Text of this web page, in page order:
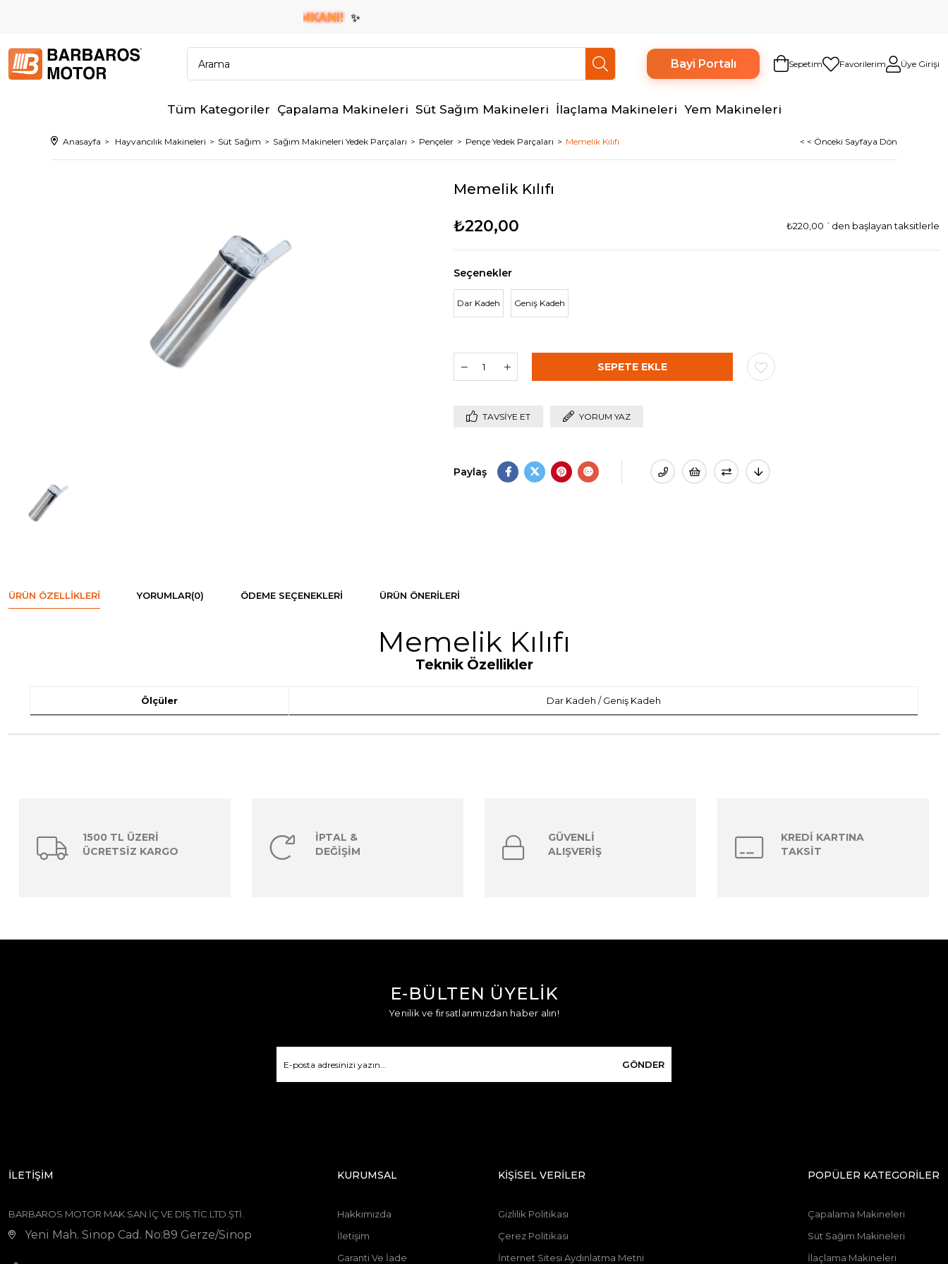
6 TAKSİT İMKANI! ✨
Bayi Portalı Sepetim Favorilerim Üye Girişi
Tüm Kategoriler Çapalama Makineleri Süt Sağım Makineleri İlaçlama Makineleri Yem Makineleri
Anasayfa Hayvancılık Makineleri Süt Sağım Sağım Makineleri Yedek Parçaları Pençeler Pençe Yedek Parçaları Memelik Kılıfı < < Önceki Sayfaya Dön
Memelik Kılıfı
₺220,00 ₺220,00 `den başlayan taksitlerle
Seçenekler
Dar Kadeh Geniş Kadeh
TAVSIYE ET YORUM YAZ
Paylaş
ÜRÜN ÖZELLIKLERI YORUMLAR(0) ÖDEME SEÇENEKLERI ÜRÜN ÖNERILERI
Memelik Kılıfı
Teknik Özellikler
Ölçüler Dar Kadeh / Geniş Kadeh
1500 TL ÜZERİ
ÜCRETSİZ KARGO
İPTAL &
DEĞİŞİM
GÜVENLİ
ALIŞVERİŞ
KREDİ KARTINA
TAKSİT
E-BÜLTEN ÜYELİK
Yenilik ve fırsatlarımızdan haber alın!
GÖNDER
İLETİŞİM
BARBAROS MOTOR MAK.SAN.İÇ VE DIŞ.TİC.LTD.ŞTİ.
Yeni Mah. Sinop Cad. No:89 Gerze/Sinop
KURUMSAL
Hakkımızda
İletişim
Garanti Ve İade
KİŞİSEL VERİLER
Gizlilik Politikası
Çerez Politikası
İnternet Sitesi Aydınlatma Metni
POPÜLER KATEGORİLER
Çapalama Makineleri
Süt Sağım Makineleri
İlaçlama Makineleri